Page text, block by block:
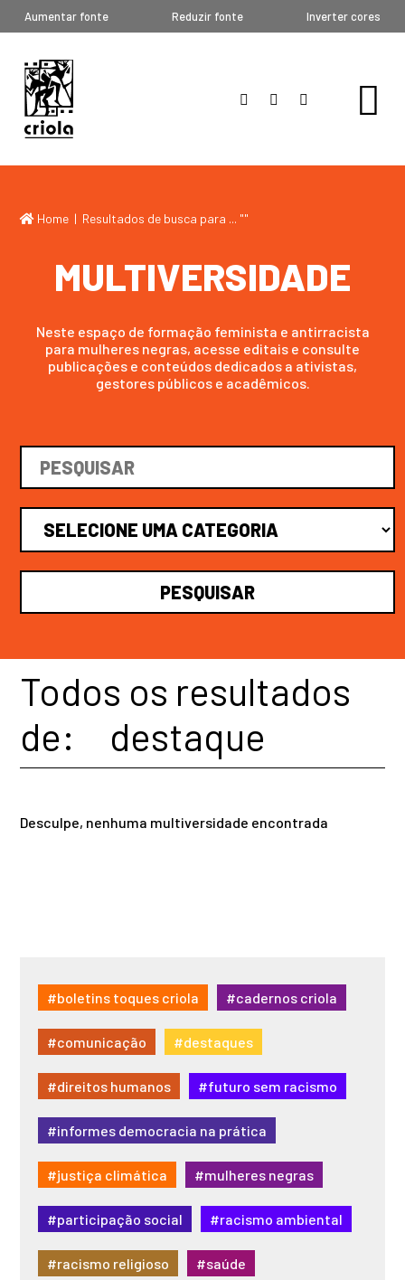
Aumentar fonte Reduzir fonte Inverter cores
Home | Resultados de busca para ... ""
MULTIVERSIDADE
Neste espaço de formação feminista e antirracista
para mulheres negras, acesse editais e consulte
publicações e conteúdos dedicados a ativistas,
gestores públicos e acadêmicos.
Todos os resultados
de:
destaque
Desculpe, nenhuma multiversidade encontrada
#boletins toques criola #cadernos criola
#comunicação #destaques
#direitos humanos #futuro sem racismo
#informes democracia na prática
#justiça climática #mulheres negras
#participação social #racismo ambiental
#racismo religioso #saúde